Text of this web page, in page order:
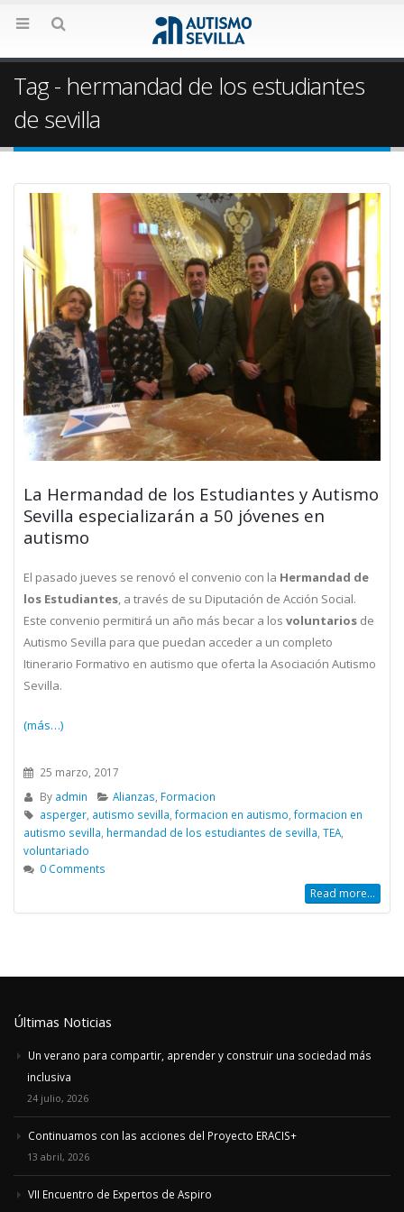
Tag - hermandad de los estudiantes
de sevilla
La Hermandad de los Estudiantes y Autismo
Sevilla especializarán a 50 jóvenes en
autismo
El pasado jueves se renovó el convenio con la Hermandad de
los Estudiantes, a través de su Diputación de Acción Social.
Este convenio permitirá un año más becar a los voluntarios de
Autismo Sevilla para que puedan acceder a un completo
Itinerario Formativo en autismo que oferta la Asociación Autismo
Sevilla.
(más…)
25 marzo, 2017
By admin Alianzas Formacion
asperger, autismo sevilla formacion en autismo formacion en
autismo sevilla hermandad de los estudiantes de sevilla TEA
voluntariado
0 Comments
Read more...
Últimas Noticias
Un verano para compartir, aprender y construir una sociedad más
inclusiva
24 julio, 2026
Continuamos con las acciones del Proyecto ERACIS+
13 abril, 2026
VII Encuentro de Expertos de Aspiro